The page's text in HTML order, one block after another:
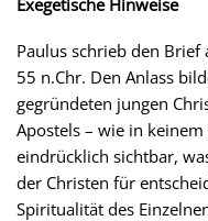
Exegetische Hinweise
Paulus schrieb den
55 n.Chr. Den Anlass
gegründeten jungen
Apostels – wie in
eindrücklich sichtbar,
der Christen für
Spiritualität des